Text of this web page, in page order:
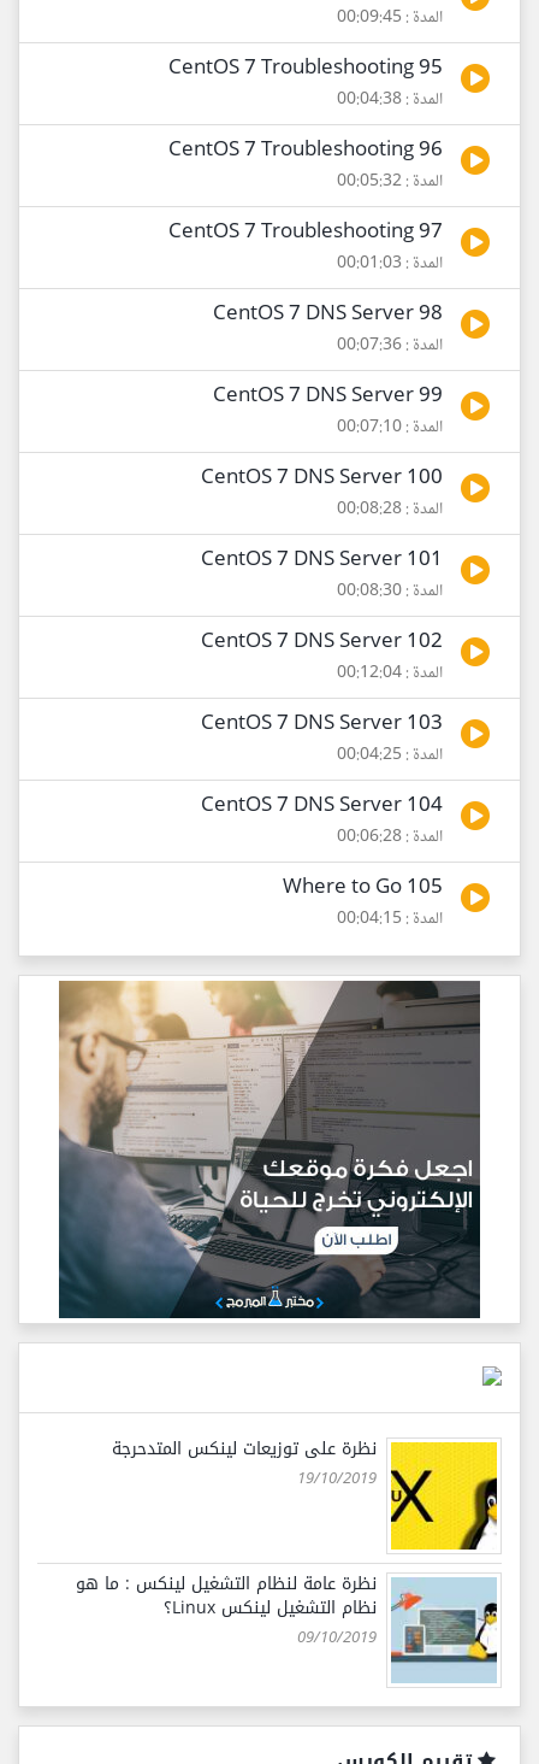
المدة : 00:09:45
95 CentOS 7 Troubleshooting
المدة : 00:04:38
96 CentOS 7 Troubleshooting
المدة : 00:05:32
97 CentOS 7 Troubleshooting
المدة : 00:01:03
98 CentOS 7 DNS Server
المدة : 00:07:36
99 CentOS 7 DNS Server
المدة : 00:07:10
100 CentOS 7 DNS Server
المدة : 00:08:28
101 CentOS 7 DNS Server
المدة : 00:08:30
102 CentOS 7 DNS Server
المدة : 00:12:04
103 CentOS 7 DNS Server
المدة : 00:04:25
104 CentOS 7 DNS Server
المدة : 00:06:28
105 Where to Go
المدة : 00:04:15
نظرة على توزيعات لينكس المتدحرجة
19/10/2019
نظرة عامة لنظام التشغيل لينكس : ما هو
نظام التشغيل لينكس Linux؟
09/10/2019